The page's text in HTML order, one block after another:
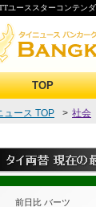
ユーススターコンテン
TOP
ュース TOP > 社会